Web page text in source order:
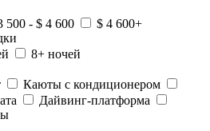
500 - $ 4 600
$ 4 600+
8+ ночей
Каюты с кондиционером
Дайвинг-платформа